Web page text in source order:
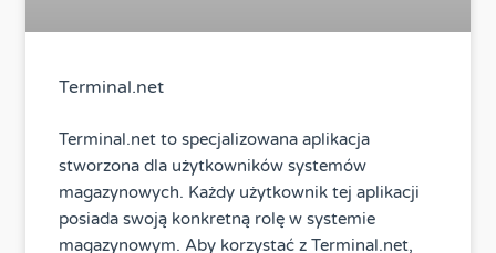
Terminal.net
Terminal.net to specjalizowana aplikacja
stworzona dla użytkowników systemów
magazynowych. Każdy użytkownik tej aplikacji
posiada swoją konkretną rolę w systemie
magazynowym. Aby korzystać z Terminal.net,